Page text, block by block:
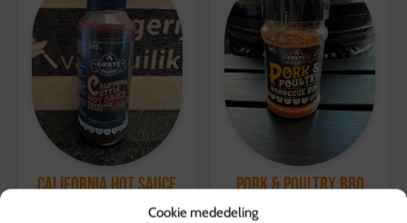
Cookie mededeling
Herroepingsrecht geldt niet voor etenswaren.
Voor overige producten geldt een retourtermijn van 14
dagen, waarbij de volledige kosten worden vergoed.
Voor meer informatie, bezoek onze
klantenservicepagina
California Hot Sauce
Pork & Poultry BBQ